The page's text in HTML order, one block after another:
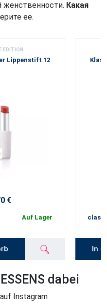
женственности. Какая
её.
EDITION
Lippenstift 12
€
Auf Lager
In
dabei
Instagram